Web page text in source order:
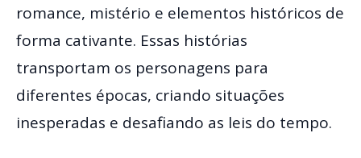
romance, mistério e elementos históricos de
forma cativante. Essas histórias
transportam os personagens para
diferentes épocas, criando situações
inesperadas e desafiando as leis do tempo.